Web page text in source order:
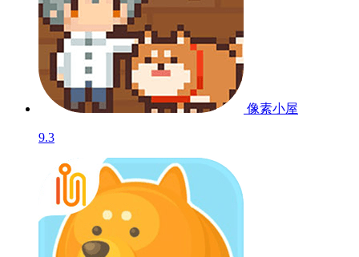
像素小屋
9.3